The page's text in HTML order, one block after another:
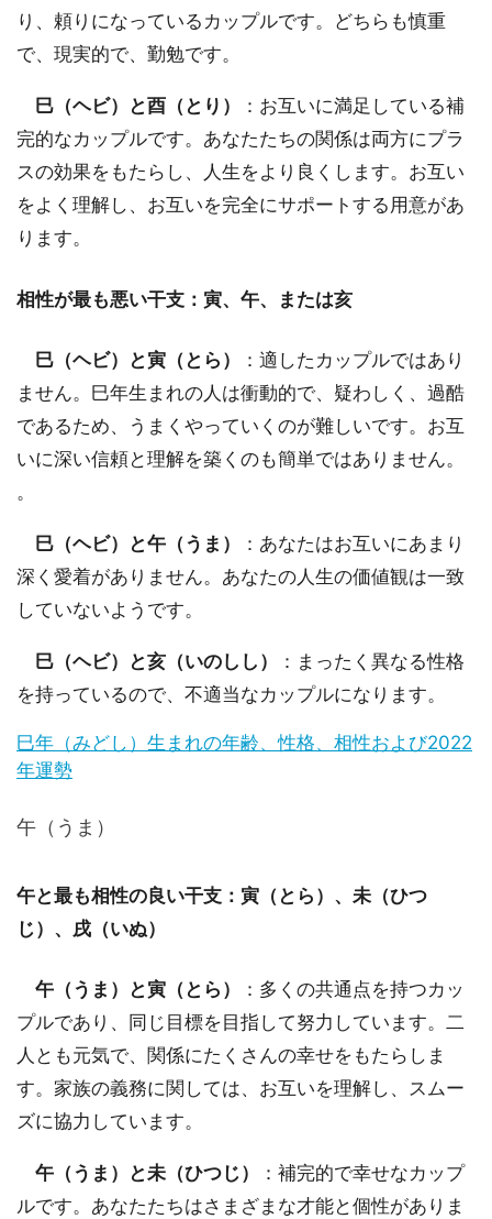
り、頼りになっているカップルです。どちらも慎重
で、現実的で、勤勉です。
巳（ヘビ）と酉（とり）
：お互いに満足している補
完的なカップルです。あなたたちの関係は両方にプラ
スの効果をもたらし、人生をより良くします。お互い
をよく理解し、お互いを完全にサポートする用意があ
ります。
相性が最も悪い干支：寅、午、または亥
巳（ヘビ）と寅（とら）
：適したカップルではあり
ません。巳年生まれの人は衝動的で、疑わしく、過酷
であるため、うまくやっていくのが難しいです。お互
いに深い信頼と理解を築くのも簡単ではありません。
。
巳（ヘビ）と午（うま）
：あなたはお互いにあまり
深く愛着がありません。あなたの人生の価値観は一致
していないようです。
巳（ヘビ）と亥（いのしし）
：まったく異なる性格
を持っているので、不適当なカップルになります。
巳年（みどし）生まれの年齢、性格、相性および2022
年運勢
午（うま）
午と最も相性の良い干支：寅（とら）、未（ひつ
じ）、戌（いぬ）
午（うま）と寅（とら）
：多くの共通点を持つカッ
プルであり、同じ目標を目指して努力しています。二
人とも元気で、関係にたくさんの幸せをもたらしま
す。家族の義務に関しては、お互いを理解し、スムー
ズに協力しています。
午（うま）と未（ひつじ）
：補完的で幸せなカップ
ルです。あなたたちはさまざまな才能と個性がありま